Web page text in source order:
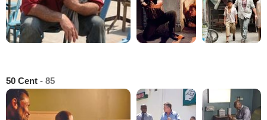
50 Cent - 85